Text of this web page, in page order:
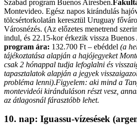
Szabad program Buenos Airesben.
Montevideo. Egész napos kirándulás
tölcsértorkolatán keresztül Uruguay
Városnézés. (Az előzetes menetrend
indul, és 22.15-kor érkezik vissza Buenos
program ára: 132.700 Ft – ebéddel (a
tájékoztatása alapján a hajójegyeket
csak 2 hónappal tudja lefoglalni és
tapasztalatok alapján a jegyek
probléma lenni).Figyelem: aki mind a
montevideói kiránduláson részt vesz,
az átlagosnál fárasztóbb lehet.
10. nap: Iguassu-vízesések